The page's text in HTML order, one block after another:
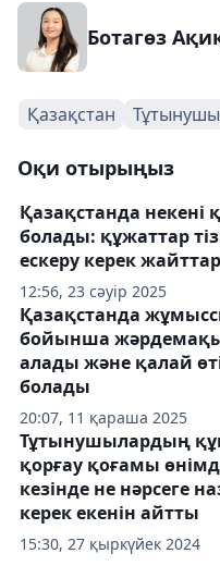
Ботагөз
Қазақстан
Оқи отырыңыз
12:56, 23 сәуір 2025
Қазақстанда некені
болады: құжаттар
ескеру керек жайттар
20:07, 11 қараша 2025
Қазақстанда
бойынша
алады және қалай
болады
15:30, 27 қыркүйек 2024
Тұтынушылардың
қорғау қоғамы
кезінде не нәрсеге
керек екенін айтты